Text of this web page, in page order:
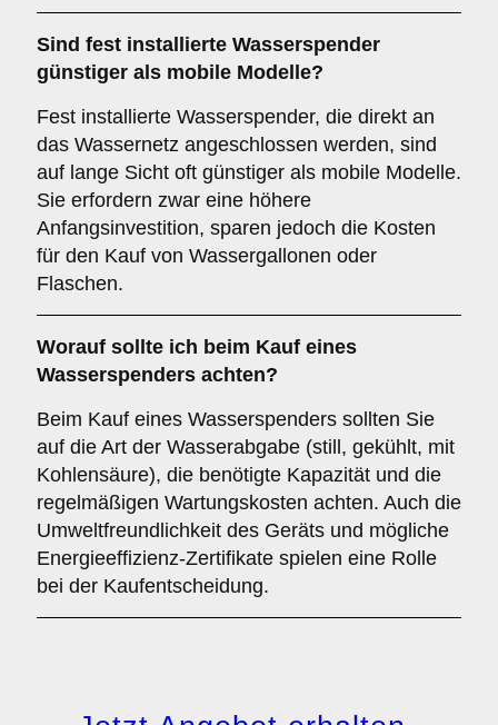
Sind fest installierte Wasserspender
günstiger als mobile Modelle?
Fest installierte Wasserspender, die direkt an
das Wassernetz angeschlossen werden, sind
auf lange Sicht oft günstiger als mobile Modelle.
Sie erfordern zwar eine höhere
Anfangsinvestition, sparen jedoch die Kosten
für den Kauf von Wassergallonen oder
Flaschen.
Worauf sollte ich beim Kauf eines
Wasserspenders achten?
Beim Kauf eines Wasserspenders sollten Sie
auf die Art der Wasserabgabe (still, gekühlt, mit
Kohlensäure), die benötigte Kapazität und die
regelmäßigen Wartungskosten achten. Auch die
Umweltfreundlichkeit des Geräts und mögliche
Energieeffizienz-Zertifikate spielen eine Rolle
bei der Kaufentscheidung.